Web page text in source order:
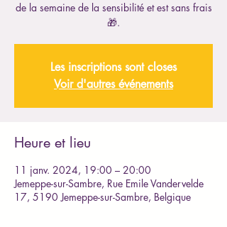
de la semaine de la sensibilité et est sans frais
🎁.
Les inscriptions sont closes
Voir d'autres événements
Heure et lieu
11 janv. 2024, 19:00 – 20:00
Jemeppe-sur-Sambre, Rue Emile Vandervelde
17, 5190 Jemeppe-sur-Sambre, Belgique